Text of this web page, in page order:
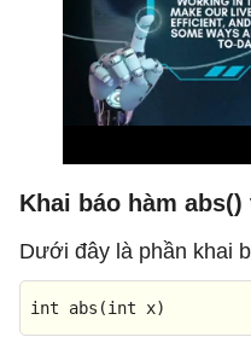
Khai báo hàm abs()
Dưới đây là phần khai
int abs (int x)